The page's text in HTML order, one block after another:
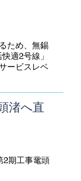
ため、無錫
適2号線」
ービスレベ
渚へ直
2期工事鼋頭